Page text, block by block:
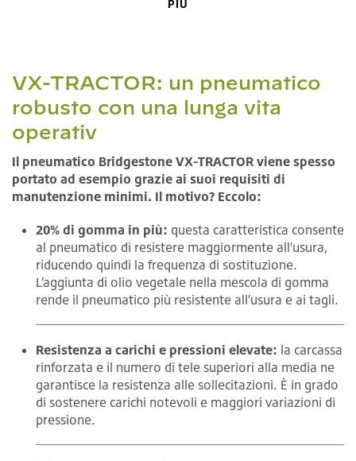
PIÙ
VX-TRACTOR: un pneumatico
robusto con una lunga vita
operativ
Il pneumatico Bridgestone VX-TRACTOR viene spesso
portato ad esempio grazie ai suoi requisiti di
manutenzione minimi. Il motivo? Eccolo:
20% di gomma in più: questa caratteristica consente
al pneumatico di resistere maggiormente all’usura,
riducendo quindi la frequenza di sostituzione.
L’aggiunta di olio vegetale nella mescola di gomma
rende il pneumatico più resistente all’usura e ai tagli.
Resistenza a carichi e pressioni elevate: la carcassa
rinforzata e il numero di tele superiori alla media ne
garantisce la resistenza alle sollecitazioni. È in grado
di sostenere carichi notevoli e maggiori variazioni di
pressione.